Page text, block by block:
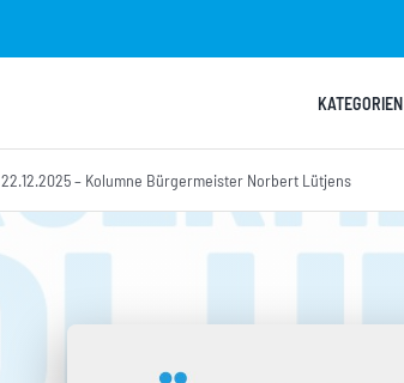
KATEGORIEN
22.12.2025 – Kolumne Bürgermeister Norbert Lütjens